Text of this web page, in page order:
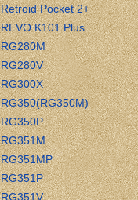
Retroid Pocket 2+
REVO K101 Plus
RG280M
RG280V
RG300X
RG350(RG350M)
RG350P
RG351M
RG351MP
RG351P
RG351V